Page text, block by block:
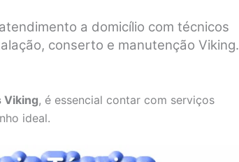
a domicílio com técnicos
conserto e manutenção Viking.
Viking, é essencial contar com serviços
ideal.